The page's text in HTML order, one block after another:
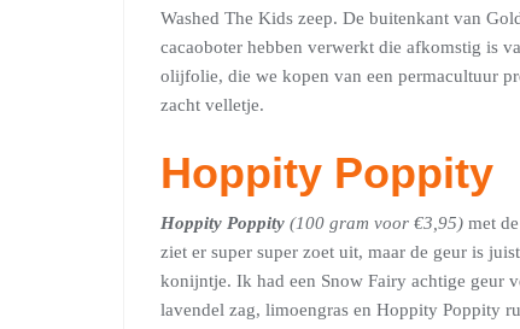
Washed The Kids zeep. De buitenkant van
cacaoboter hebben verwerkt die afkomstig is
olijfolie, die we kopen van een permacultuur
zacht velletje.
Hoppity Poppity
Hoppity Poppity (100 gram voor €3,95) met
ziet er super super zoet uit, maar de geur is
konijntje. Ik had een Snow Fairy achtige geur
lavendel zag, limoengras en Hoppity Poppity